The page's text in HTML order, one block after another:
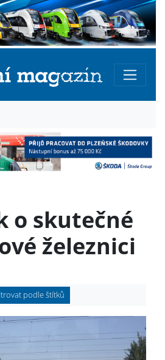
o skutečné
železnici
podle štítků